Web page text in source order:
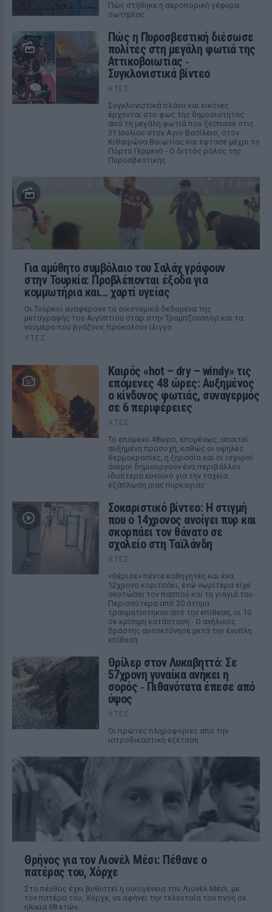
Πώς στήθηκε η αεροπορική γέφυρα
σωτηρίας
Πώς η Πυροσβεστική διέσωσε
πολίτες στη μεγάλη φωτιά της
Αττικοβοιωτίας ‑
Συγκλονιστικά βίντεο
ΧΤΕΣ
Συγκλονιστικά πλάνα και εικόνες
έρχονται στο φως της δημοσιότητας
από τη μεγάλη φωτιά που ξέσπασε στις
31 Ιουλίου στον Αγιο Βασίλειο, στον
Κιθαιρώνα Βοιωτίας και έφτασε μέχρι το
Πόρτο Γερμενό - Ο διττός ρόλος της
Πυροσβεστικής
Για αμύθητο συμβόλαιο του Σαλάχ γράφουν
στην Τουρκία: Προβλέπονται έξοδα για
κομμωτήρια και... χαρτί υγείας
Οι Τούρκοί αναφέρουν τα οικονομικά δεδομένα της
μεταγραφής του Αιγύπτιου σταρ στην Τραμπζονσπόρ και τα
νούμερα που βγάζουν, προκαλούν ίλιγγο
ΧΤΕΣ
Καιρός «hot – dry – windy» τις
επόμενες 48 ώρες: Αυξημένος
ο κίνδυνος φωτιάς, συναγερμός
σε 6 περιφέρειες
ΧΤΕΣ
Το επόμενο 48ωρο, επομένως, απαιτεί
αυξημένη προσοχή, καθώς οι υψηλές
θερμοκρασίες, η ξηρασία και οι ισχυροί
άνεμοι δημιουργούν ένα περιβάλλον
ιδιαίτερα ευνοϊκό για την ταχεία
εξάπλωση μιας πυρκαγιάς
Σοκαριστικό βίντεο: Η στιγμή
που ο 14χρονος ανοίγει πυρ και
σκορπάει τον θάνατο σε
σχολείο στη Ταϊλάνδη
ΧΤΕΣ
«Θέρισε» πέντε καθηγητές και ένα
12χρονο κοριτσάκι, ενώ νωρίτερα είχε
σκοτώσει τον παππού και τη γιαγιά του -
Περισσότερα από 20 άτομα
τραυματίστηκαν από την επίθεση, οι 10
σε κρίσιμη κατάσταση - Ο ανήλικος
δράστης αυτοκτόνησε μετά την ένοπλη
επίθεση
Θρίλερ στον Λυκαβηττό: Σε
57χρονη γυναίκα ανήκει η
σορός ‑ Πιθανότατα έπεσε από
ύψος
ΧΤΕΣ
Οι πρώτες πληροφορίες από την
ιατροδικαστική εξέταση
Θρήνος για τον Λιονέλ Μέσι: Πέθανε ο
πατέρας του, Χόρχε
Στο πένθος έχει βυθιστεί η οικογένεια του Λιονέλ Μέσι, με
τον πατέρα του, Χόρχε, να αφήνει την τελευταία του πνοή σε
ηλικία 68 ετών.